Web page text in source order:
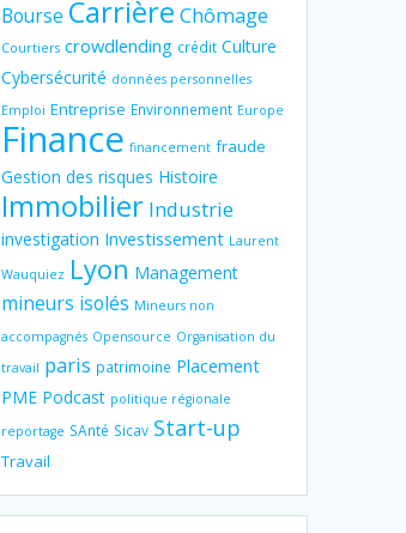
Bourse Carrière Chômage
Courtiers crowdlending crédit Culture
Cybersécurité données personnelles
Emploi Entreprise Environnement Europe
Finance financement fraude
Gestion des risques Histoire
Immobilier Industrie
investigation Investissement Laurent
Wauquiez Lyon Management
mineurs isolés Mineurs non
accompagnés Opensource Organisation du
travail paris patrimoine Placement
PME Podcast politique régionale
reportage SAnté Sicav Start-up
Travail